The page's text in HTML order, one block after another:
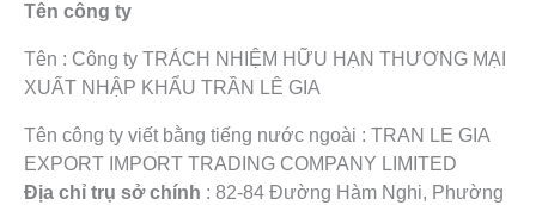
Tên công ty
Tên : Công ty TRÁCH NHIỆM HỮU HẠN THƯƠNG MẠI
XUẤT NHẬP KHẨU TRẦN LÊ GIA
Tên công ty viết bằng tiếng nước ngoài : TRAN LE GIA
EXPORT IMPORT TRADING COMPANY LIMITED
Địa chỉ trụ sở chính : 82-84 Đường Hàm Nghi, Phường